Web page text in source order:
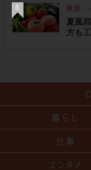
夏風
方も